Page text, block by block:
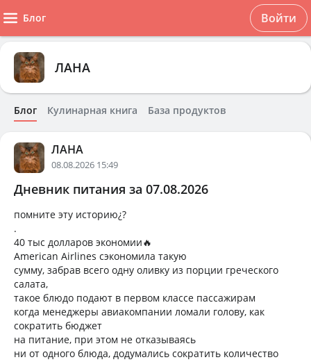
Блог Войти
ЛАНА
Блог Кулинарная книга База продуктов
ЛАНА
08.08.2026 15:49
Дневник питания за 07.08.2026
помните эту историю¿?
.
40 тыс долларов экономии🔥
American Airlines сэкономила такую ​​
сумму, забрав всего одну оливку из порции греческого
салата,
такое блюдо подают в первом классе пассажирам
когда менеджеры авиакомпании ломали голову, как
сократить бюджет
на питание, при этом не отказываясь
ни от одного блюда, додумались сократить количество